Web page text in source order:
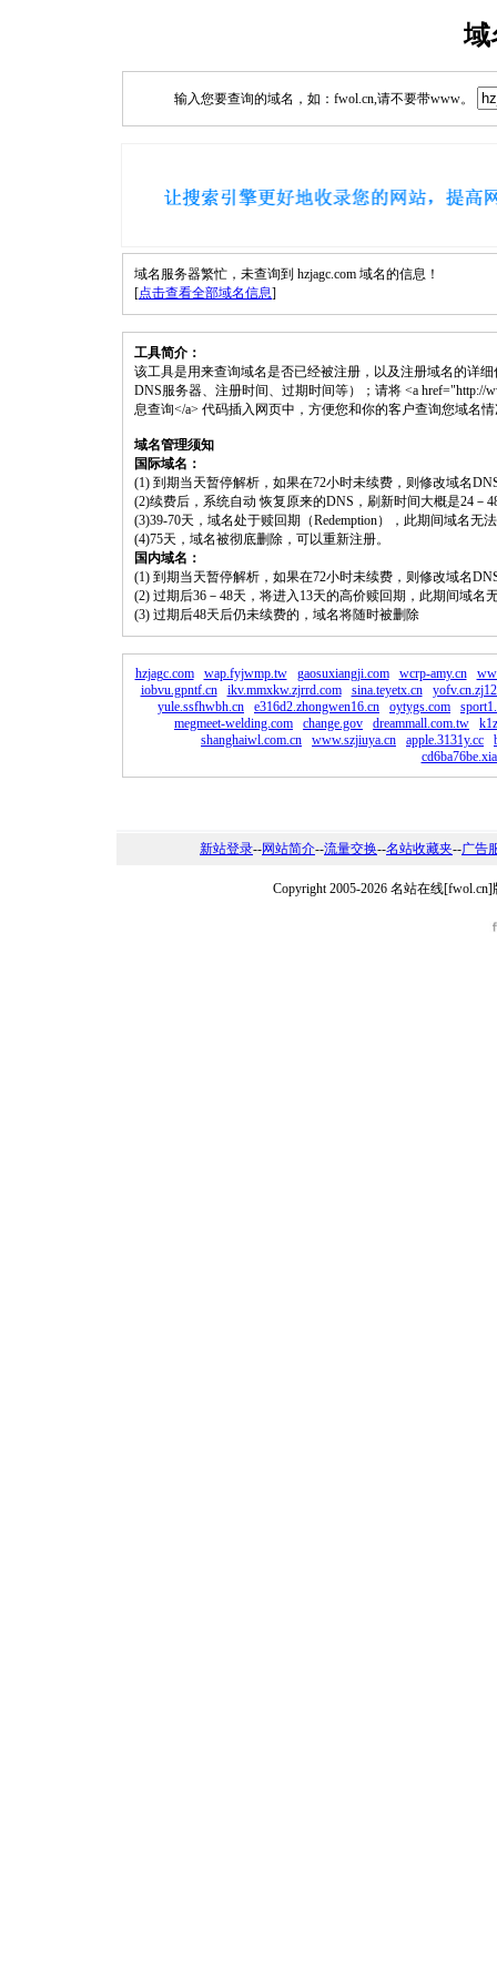
域
输入您要查询的域名，如：fwol.cn,请不要带www。
域名服务器繁忙，未查询到 hzjagc.com 域名的信息！
[点击查看全部域名信息]
工具简介：
该工具是用来查询域名是否已经被注册，以及注册域名的详
DNS服务器、注册时间、过期时间等）；请将 <a href="http://
息查询</a> 代码插入网页中，方便您和你的客户查询您域名
域名管理须知
国际域名：
(1) 到期当天暂停解析，如果在72小时未续费，则修改域名
(2)续费后，系统自动 恢复原来的DNS，刷新时间大概是24－
(3)39-70天，域名处于赎回期（Redemption），此期间域名无
(4)75天，域名被彻底删除，可以重新注册。
国内域名：
(1) 到期当天暂停解析，如果在72小时未续费，则修改域名
(2) 过期后36－48天，将进入13天的高价赎回期，此期间域名
(3) 过期后48天后仍未续费的，域名将随时被删除
hzjagc.com wap.fyjwmp.tw gaosuxiangji.com wcrp-amy.cn
iobvu.gpntf.cn
ikv.mmxkw.zjrrd.com sina.teyetx.cn
yule.ssfhwbh.cn
e316d2.zhongwen16.cn oytygs.com
megmeet-welding.com
change.gov dreammall.com.tw
shanghaiwl.com.cn
www.szjiuya.cn apple.3131y.cc
新站登录--网站简介--流量交换--名站收藏夹--广告
Copyright 2005-2026 名站在线